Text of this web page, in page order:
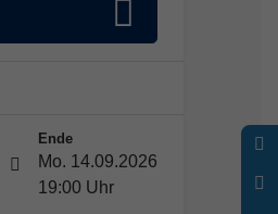
Ende
Mo. 14.09.2026
19:00 Uhr